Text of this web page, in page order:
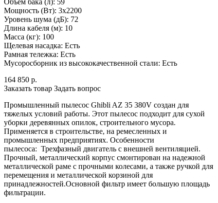
Мощность (Вт): 3x2200
Уровень шума (дБ): 72
Длина кабеля (м): 10
Масса (кг): 100
Щелевая насадка: Есть
Рамная тележка: Есть
Мусоросборник из высококачественной стали: Есть
164 850 р.
Заказать товар Задать вопрос
Промышленный пылесос Ghibli AZ 35 380V создан для
тяжелых условий работы. Этот пылесос подходит для сухой
уборки деревянных опилок, строительного мусора.
Применяется в строительстве, на ремесленных и
промышленных предприятиях. Особенности
пылесоса: Трехфазный двигатель с внешней вентиляцией.
Прочный, металлический корпус смонтирован на надежной
металлической раме с прочными колесами, а также ручкой для
перемещения и металлической корзиной для
принадлежностей.Основной фильтр имеет большую площадь
фильтрации.